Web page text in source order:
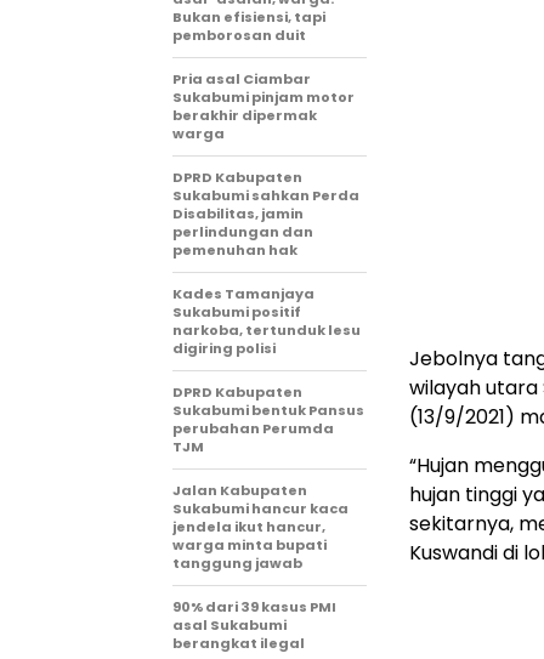
Jebolnya
wilayah utara
(13/9/2021)
“Hujan
hujan tinggi
sekitarnya,
Kuswandi di
Bukan efisiensi, tapi
pemborosan duit
Pria asal Ciambar
Sukabumi pinjam motor
berakhir dipermak
warga
DPRD Kabupaten
Sukabumi sahkan Perda
Disabilitas, jamin
perlindungan dan
pemenuhan hak
Kades Tamanjaya
Sukabumi positif
narkoba, tertunduk lesu
digiring polisi
DPRD Kabupaten
Sukabumi bentuk Pansus
perubahan Perumda
TJM
Jalan Kabupaten
Sukabumi hancur kaca
jendela ikut hancur,
warga minta bupati
tanggung jawab
90% dari 39 kasus PMI
asal Sukabumi
berangkat ilegal